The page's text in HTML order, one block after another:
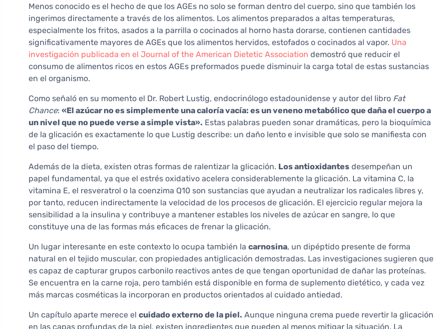
Menos conocido es el hecho de que los AGEs no solo se forman dentro del cuerpo, sino que también los
ingerimos directamente a través de los alimentos. Los alimentos preparados a altas temperaturas,
especialmente los fritos, asados a la parrilla o cocinados al horno hasta dorarse, contienen cantidades
significativamente mayores de AGEs que los alimentos hervidos, estofados o cocinados al vapor. Una
investigación publicada en el Journal of the American Dietetic Association demostró que reducir el
consumo de alimentos ricos en estos AGEs preformados puede disminuir la carga total de estas sustancias
en el organismo.
Como señaló en su momento el Dr. Robert Lustig, endocrinólogo estadounidense y autor del libro Fat
Chance: «El azúcar no es simplemente una caloría vacía: es un veneno metabólico que daña el cuerpo a
un nivel que no puede verse a simple vista». Estas palabras pueden sonar dramáticas, pero la bioquímica
de la glicación es exactamente lo que Lustig describe: un daño lento e invisible que solo se manifiesta con
el paso del tiempo.
Además de la dieta, existen otras formas de ralentizar la glicación. Los antioxidantes desempeñan un
papel fundamental, ya que el estrés oxidativo acelera considerablemente la glicación. La vitamina C, la
vitamina E, el resveratrol o la coenzima Q10 son sustancias que ayudan a neutralizar los radicales libres y,
por tanto, reducen indirectamente la velocidad de los procesos de glicación. El ejercicio regular mejora la
sensibilidad a la insulina y contribuye a mantener estables los niveles de azúcar en sangre, lo que
constituye una de las formas más eficaces de frenar la glicación.
Un lugar interesante en este contexto lo ocupa también la carnosina, un dipéptido presente de forma
natural en el tejido muscular, con propiedades antiglicación demostradas. Las investigaciones sugieren que
es capaz de capturar grupos carbonilo reactivos antes de que tengan oportunidad de dañar las proteínas.
Se encuentra en la carne roja, pero también está disponible en forma de suplemento dietético, y cada vez
más marcas cosméticas la incorporan en productos orientados al cuidado antiedad.
Un capítulo aparte merece el cuidado externo de la piel. Aunque ninguna crema puede revertir la glicación
en las capas profundas de la piel, existen ingredientes que pueden al menos mitigar la situación. La